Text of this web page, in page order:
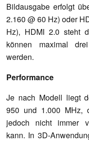
Bildausgabe erfolgt
2.160 @ 60 Hz) oder
Hz), HDMI 2.0 steht
können maximal
werden.
Performance
Je nach Modell liegt
950 und 1.000 MHz,
jedoch nicht immer
kann. In 3D-